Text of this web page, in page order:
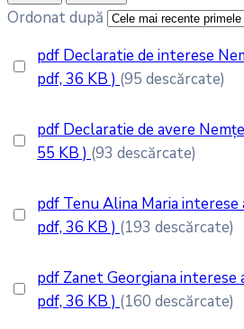
Ordonat după
pdf Declaratie de interese
pdf, 36 KB ) (95 descărcate)
pdf Declaratie de avere
55 KB ) (93 descărcate)
pdf Tenu Alina Maria interese
pdf, 36 KB ) (193 descărcate)
pdf Zanet Georgiana interese
pdf, 36 KB ) (160 descărcate)